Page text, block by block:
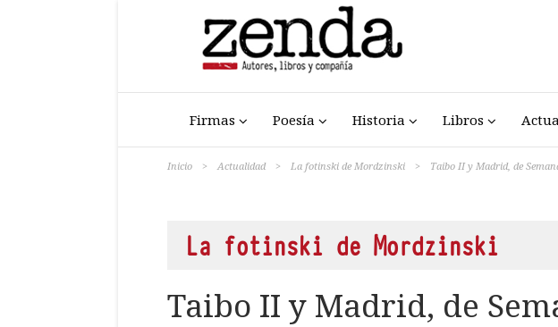
Firmas Poesía Historia Libros
Inicio > Actualidad > La fotinski de Mordzinski > Taibo II y Madrid, de
La fotinski de Mordzinski
Taibo II y Madrid, de